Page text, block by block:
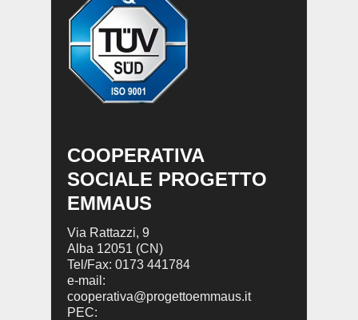
COOPERATIVA
SOCIALE PROGETTO
EMMAUS
Via Rattazzi, 9
Alba 12051 (CN)
Tel/Fax: 0173 441784
e-mail:
cooperativa@progettoemmaus.it
PEC: